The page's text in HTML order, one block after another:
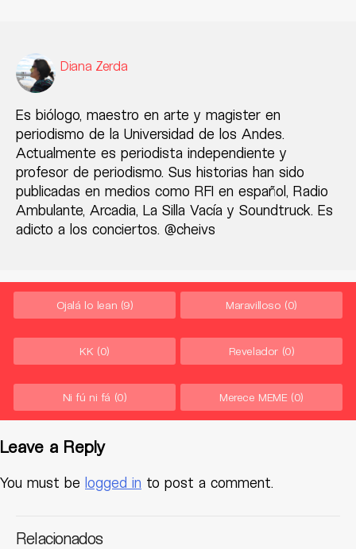
Diana Zerda
Es biólogo, maestro en arte y magister en
periodismo de la Universidad de los Andes.
Actualmente es periodista independiente y
profesor de periodismo. Sus historias han sido
publicadas en medios como RFI en español, Radio
Ambulante, Arcadia, La Silla Vacía y Soundtruck. Es
adicto a los conciertos. @cheivs
Ojalá lo lean (9) Maravilloso (0)
KK (0) Revelador (0)
Ni fú ni fá (0) Merece MEME (0)
Leave a Reply
You must be logged in to post a comment.
Relacionados